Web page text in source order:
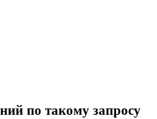
по такому запросу